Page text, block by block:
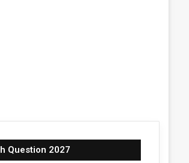
Question 2027